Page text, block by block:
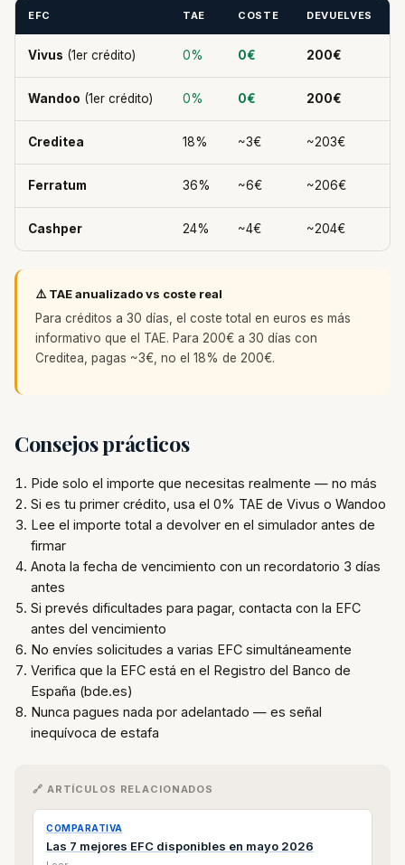
EFC TAE COSTE DEVUELVES
Vivus (1er crédito) 0% 0€ 200€
Wandoo (1er crédito) 0% 0€ 200€
Creditea 18% ~3€ ~203€
Ferratum 36% ~6€ ~206€
Cashper 24% ~4€ ~204€
⚠️ TAE anualizado vs coste real
Para créditos a 30 días, el coste total en euros es más
informativo que el TAE. Para 200€ a 30 días con
Creditea, pagas ~3€, no el 18% de 200€.
Consejos prácticos
Pide solo el importe que necesitas realmente — no más
Si es tu primer crédito, usa el 0% TAE de Vivus o Wandoo
Lee el importe total a devolver en el simulador antes de
firmar
Anota la fecha de vencimiento con un recordatorio 3 días
antes
Si prevés dificultades para pagar, contacta con la EFC
antes del vencimiento
No envíes solicitudes a varias EFC simultáneamente
Verifica que la EFC está en el Registro del Banco de
España (bde.es)
Nunca pagues nada por adelantado — es señal
inequívoca de estafa
🔗 ARTÍCULOS RELACIONADOS
COMPARATIVA
Las 7 mejores EFC disponibles en mayo 2026